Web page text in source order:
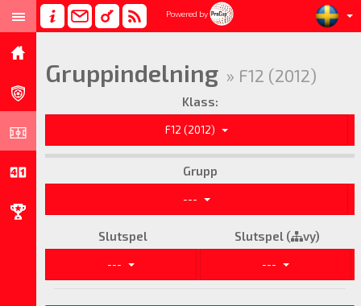
Powered by
Gruppindelning » F12 (2012)
Klass:
F12 (2012)
Grupp
---
Slutspel Slutspel ( vy)
--- ---